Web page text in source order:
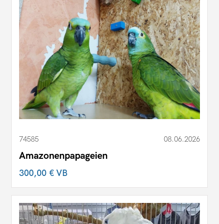
74585 08.06.2026
Amazonenpapageien
300,00 €VB